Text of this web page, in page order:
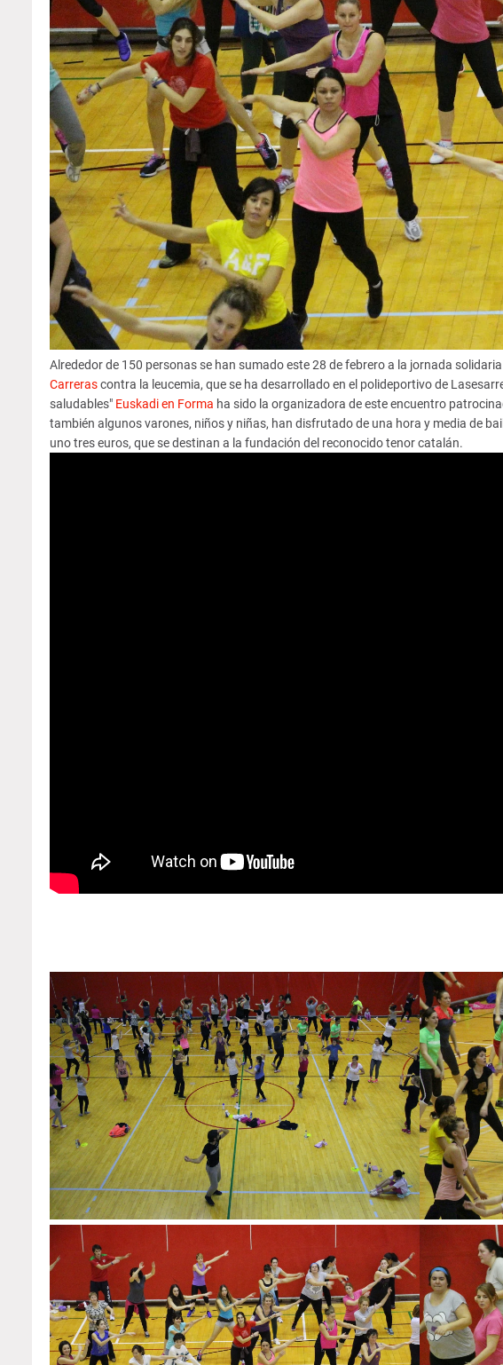
Alrededor de 150 personas se han sumado este 28 de febrero a la jornada
Carrerascontra la leucemia, que se ha desarrollado en el polideportivo de
saludables" Euskadi en Forma ha sido la organizadora de este encuentro
también algunos varones, niños y niñas, han disfrutado de una hora y media de
uno tres euros, que se destinan a la fundación del reconocido tenor catalán.